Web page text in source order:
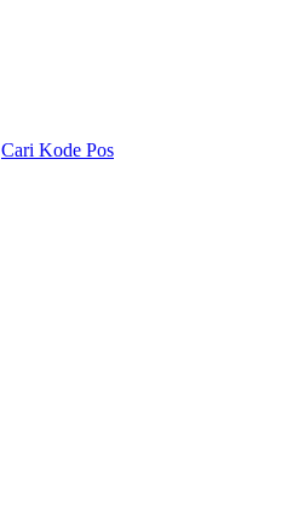
Cari Kode Pos